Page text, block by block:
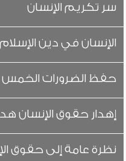
سر تكريم الإنسان
الإنسان في دين الإسلام
حفظ الضرورات الخمس
إهدار حقوق الإنسان
نظرة عامة إلى حقوق